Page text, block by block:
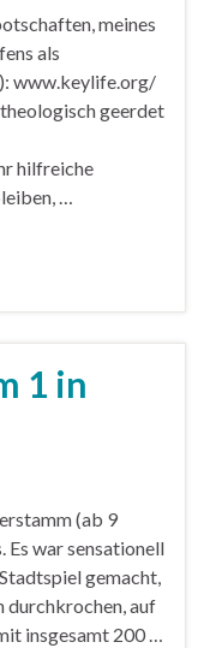
meines
als
www.keylife.org/
geerdet
hilfreiche
…
1 in
(ab 9
Es war sensationell
gemacht,
durchkrochen, auf
insgesamt 200 …